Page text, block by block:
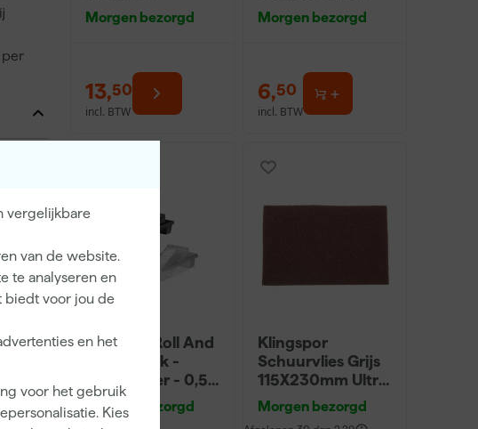
vergelijkbare
van de website.
te analyseren en
biedt voor jou de
en het
voor het gebruik
Kies
per
Buiten
gemengd - 250ml
Sample
Morgen bezorgd
13,50
incl. BTW
Gold - 24mm x
50m
Morgen bezorgd
6,50
incl. BTW
Go!Paint Roll And
Go Verfbak -
12cm Roller - 0,5L
+ 5 Inzetbakken
Morgen bezorgd
Klingspor
Schuurvlies Grijs
115X230mm Ultra
Fijn
Morgen bezorgd